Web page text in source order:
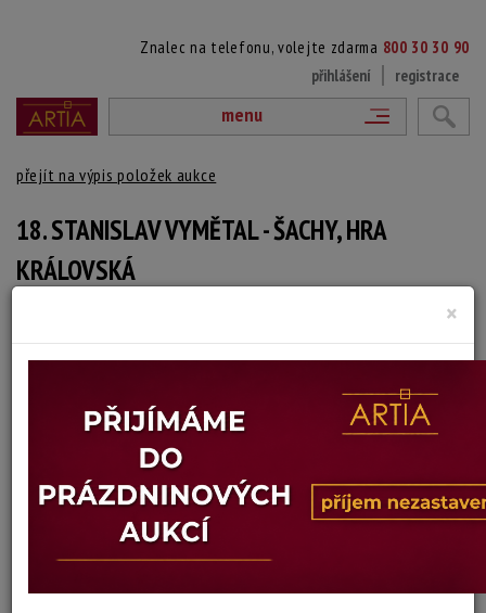
Znalec na telefonu, volejte zdarma 800 30 30 90
přihlášení
registrace
menu
přejít na výpis položek aukce
18. STANISLAV VYMĚTAL - ŠACHY, HRA
KRÁLOVSKÁ
( )
Obsahuje 12 listů od různých autorů (Václav Křupka, František Franc, Věra
Křupková, Marta Francová, Zdeněk Patka, Jaroslav Lohynský, Vladimír
Trhal, Vladimír Daněk, Josef Pavel Vetešník, Miroslav Macek, Jaroslav
Krejčíř a Josef Dobiašovský). Pochází ze sbírky z pozůstalosti básnířky
Karly Erbové.
Technika: dřevoryt, datace: 1976
Šířka: cca 6 cm, výška: cca 16 cm, rámování: volné listy
Stav: dobrý
×